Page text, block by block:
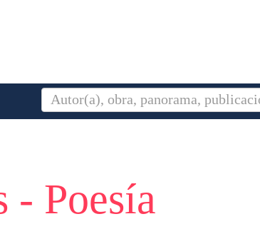
- Poesía